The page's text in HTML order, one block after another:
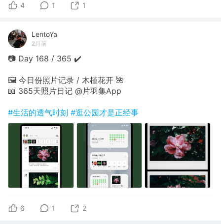
4 1 1
LentoYa
2月前
📷 Day 168 / 365 ✔️
🖼 今日份照片记录 / 木槿花开 🌺
📖 365天照片日记 @片羽集App
#生活的透气时刻 #逛公园才是正经事
6 1 2